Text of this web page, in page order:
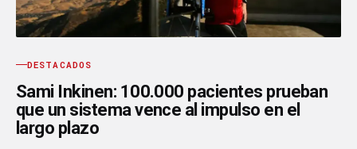
DESTACADOS
Sami Inkinen: 100.000 pacientes prueban
que un sistema vence al impulso en el
largo plazo